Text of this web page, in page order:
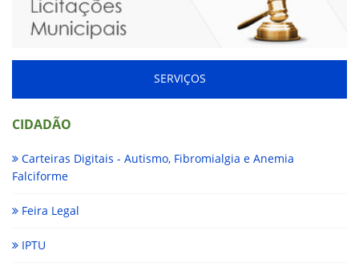
SERVIÇOS
CIDADÃO
Carteiras Digitais - Autismo, Fibromialgia e Anemia
Falciforme
Feira Legal
IPTU